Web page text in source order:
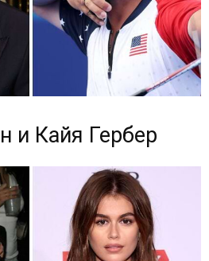
и Кайя Гербер